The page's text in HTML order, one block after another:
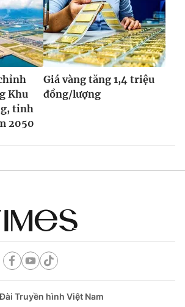
Khu
tỉnh
2050
Giá vàng tăng 1,4 triệu
đồng/lượng
Đài Truyền hình Việt Nam